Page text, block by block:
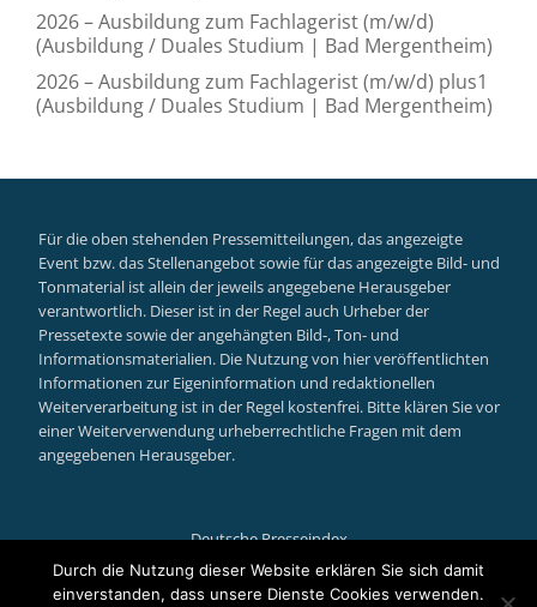
2026 – Ausbildung zum Fachlagerist (m/w/d)
(Ausbildung / Duales Studium | Bad Mergentheim)
2026 – Ausbildung zum Fachlagerist (m/w/d) plus1
(Ausbildung / Duales Studium | Bad Mergentheim)
Für die oben stehenden Pressemitteilungen, das angezeigte
Event bzw. das Stellenangebot sowie für das angezeigte Bild- und
Tonmaterial ist allein der jeweils angegebene Herausgeber
verantwortlich. Dieser ist in der Regel auch Urheber der
Pressetexte sowie der angehängten Bild-, Ton- und
Informationsmaterialien. Die Nutzung von hier veröffentlichten
Informationen zur Eigeninformation und redaktionellen
Weiterverarbeitung ist in der Regel kostenfrei. Bitte klären Sie vor
einer Weiterverwendung urheberrechtliche Fragen mit dem
angegebenen Herausgeber.
Deutsche Presseindex
Secondary
Durch die Nutzung dieser Website erklären Sie sich damit
einverstanden, dass unsere Dienste Cookies verwenden.